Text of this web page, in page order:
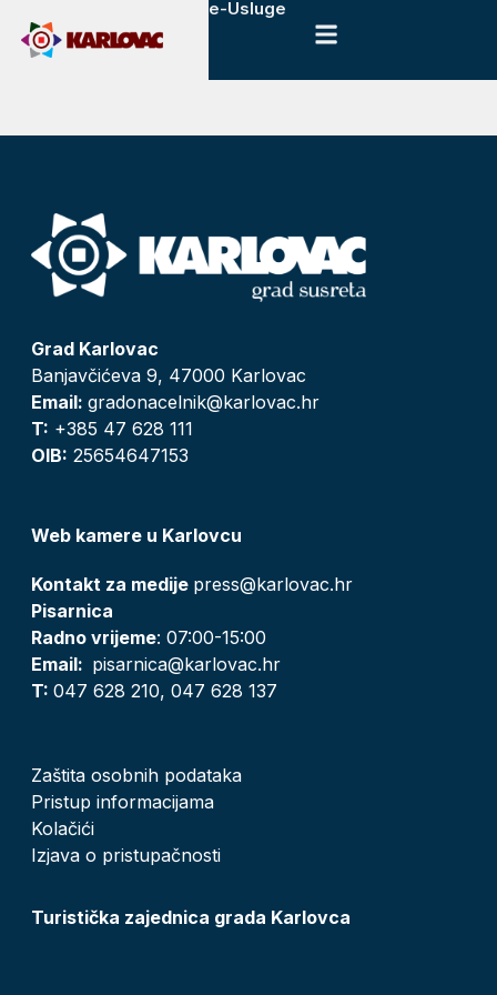
e-Usluge
Grad Karlovac
Banjavčićeva 9, 47000 Karlovac
Email: gradonacelnik@karlovac.hr
T: +385 47 628 111
OIB: 25654647153
Web kamere u Karlovcu
Kontakt za medije press@karlovac.hr
Pisarnica
Radno vrijeme: 07:00-15:00
Email: pisarnica@karlovac.hr
T: 047 628 210, 047 628 137
Zaštita osobnih podataka
Pristup informacijama
Kolačići
Izjava o pristupačnosti
Turistička zajednica grada Karlovca